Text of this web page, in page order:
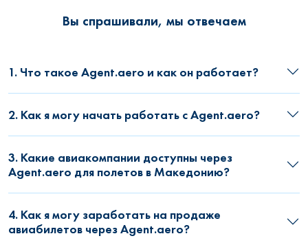
Вы спрашивали, мы отвечаем
1. Что такое Agent.aero и как он работает?
2. Как я могу начать работать с Agent.aero?
3. Какие авиакомпании доступны через
Agent.aero для полетов в Македонию?
4. Как я могу заработать на продаже
авиабилетов через Agent.aero?